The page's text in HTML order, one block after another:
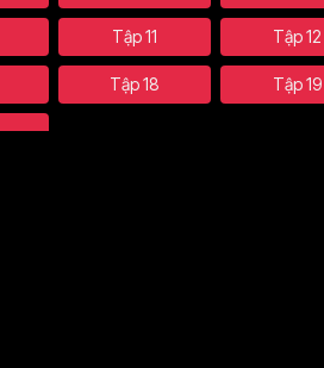
Tập 11 Tập 12
Tập 18 Tập 19